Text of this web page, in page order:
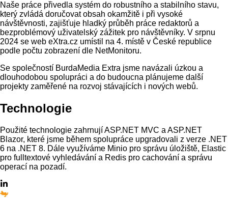
Naše práce přivedla systém do robustního a stabilního stavu,
který zvládá doručovat obsah okamžitě i při vysoké
návštěvnosti, zajišťuje hladký průběh práce redaktorů a
bezproblémový uživatelský zážitek pro návštěvníky. V srpnu
2024 se web eXtra.cz umístil na 4. místě v České republice
podle počtu zobrazení dle NetMonitoru.
Se společností BurdaMedia Extra jsme navázali úzkou a
dlouhodobou spolupráci a do budoucna plánujeme další
projekty zaměřené na rozvoj stávajících i nových webů.
Technologie
Použité technologie zahrnují ASP.NET MVC a ASP.NET
Blazor, které jsme během spolupráce upgradovali z verze .NET
6 na .NET 8. Dále využíváme Minio pro správu úložiště, Elastic
pro fulltextové vyhledávání a Redis pro cachování a správu
operací na pozadí.